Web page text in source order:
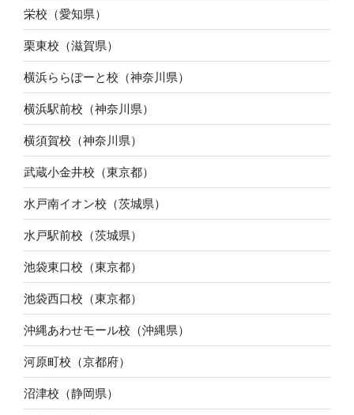
栄校（愛知県）
栗東校（滋賀県）
横浜ららぽーと校（神奈川県）
横浜駅前校（神奈川県）
横須賀校（神奈川県）
武蔵小金井校（東京都）
水戸南イオン校（茨城県）
水戸駅前校（茨城県）
池袋東口校（東京都）
池袋西口校（東京都）
沖縄あわせモール校（沖縄県）
河原町校（京都府）
沼津校（静岡県）